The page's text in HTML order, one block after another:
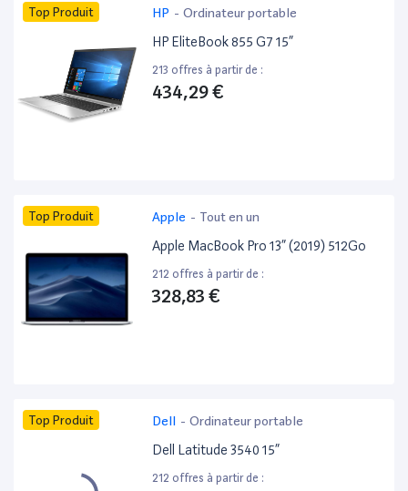
Top Produit HP - Ordinateur portable
HP EliteBook 855 G7 15”
213 offres à partir de :
434,29 €
Top Produit Apple - Tout en un
Apple MacBook Pro 13” (2019) 512Go
212 offres à partir de :
328,83 €
Top Produit Dell - Ordinateur portable
Dell Latitude 3540 15”
212 offres à partir de :